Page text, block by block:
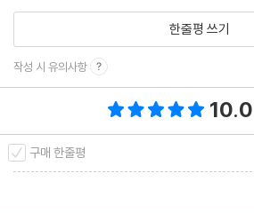
한줄평 쓰기
작성 시 유의사항
10.0
구매 한줄평